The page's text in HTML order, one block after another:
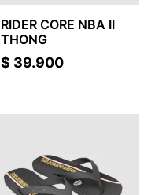
RIDER CORE NBA II
THONG
$ 39.900